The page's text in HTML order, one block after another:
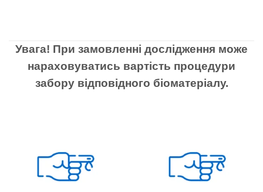
Увага! При замовленні дослідження може
нараховуватись вартість процедури
забору відповідного біоматеріалу.